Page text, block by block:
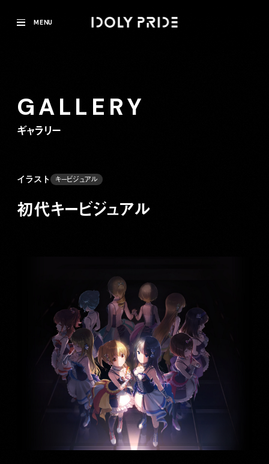
MENU
GALLERY
ギャラリー
イラスト キービジュアル
初代キービジュアル